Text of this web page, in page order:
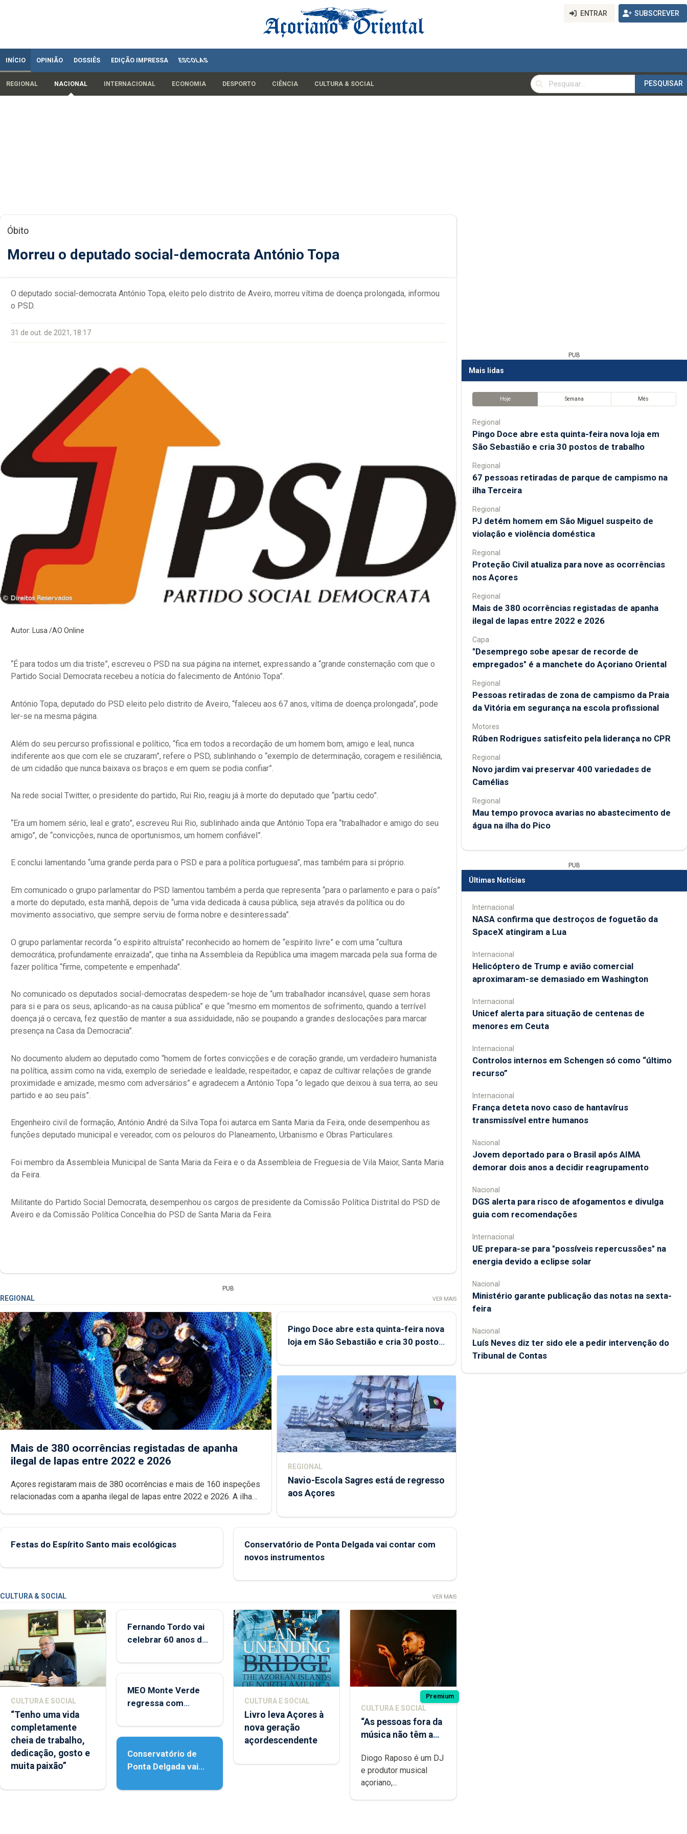
ENTRAR SUBSCREVER
INÍCIO OPINIÃO DOSSIÊS EDIÇÃO IMPRESSA ESCOLAS
REGIONAL NACIONAL INTERNACIONAL ECONOMIA DESPORTO CIÊNCIA CULTURA & SOCIAL
PESQUISAR
PESQUISAR
Óbito
Morreu o deputado social-democrata António Topa
O deputado social-democrata António Topa, eleito pelo distrito de Aveiro, morreu vítima de doença prolongada, informou
o PSD.
31 de out. de 2021, 18:17
Autor: Lusa /AO Online
“É para todos um dia triste”, escreveu o PSD na sua página na internet, expressando a “grande consternação com que o
Partido Social Democrata recebeu a notícia do falecimento de António Topa”.
António Topa, deputado do PSD eleito pelo distrito de Aveiro, “faleceu aos 67 anos, vítima de doença prolongada”, pode
ler-se na mesma página.
Além do seu percurso profissional e político, “fica em todos a recordação de um homem bom, amigo e leal, nunca
indiferente aos que com ele se cruzaram”, refere o PSD, sublinhando o “exemplo de determinação, coragem e resiliência,
de um cidadão que nunca baixava os braços e em quem se podia confiar”.
Na rede social Twitter, o presidente do partido, Rui Rio, reagiu já à morte do deputado que “partiu cedo”.
“Era um homem sério, leal e grato”, escreveu Rui Rio, sublinhado ainda que António Topa era “trabalhador e amigo do seu
amigo”, de “convicções, nunca de oportunismos, um homem confiável”.
E conclui lamentando “uma grande perda para o PSD e para a política portuguesa”, mas também para si próprio.
Em comunicado o grupo parlamentar do PSD lamentou também a perda que representa “para o parlamento e para o país”
a morte do deputado, esta manhã, depois de “uma vida dedicada à causa pública, seja através da política ou do
movimento associativo, que sempre serviu de forma nobre e desinteressada”.
O grupo parlamentar recorda “o espírito altruísta” reconhecido ao homem de “espírito livre” e com uma “cultura
democrática, profundamente enraizada”, que tinha na Assembleia da República uma imagem marcada pela sua forma de
fazer política “firme, competente e empenhada”.
No comunicado os deputados social-democratas despedem-se hoje de “um trabalhador incansável, quase sem horas
para si e para os seus, aplicando-as na causa pública” e que “mesmo em momentos de sofrimento, quando a terrível
doença já o cercava, fez questão de manter a sua assiduidade, não se poupando a grandes deslocações para marcar
presença na Casa da Democracia”.
No documento aludem ao deputado como “homem de fortes convicções e de coração grande, um verdadeiro humanista
na política, assim como na vida, exemplo de seriedade e lealdade, respeitador, e capaz de cultivar relações de grande
proximidade e amizade, mesmo com adversários” e agradecem a António Topa “o legado que deixou à sua terra, ao seu
partido e ao seu país”.
Engenheiro civil de formação, António André da Silva Topa foi autarca em Santa Maria da Feira, onde desempenhou as
funções deputado municipal e vereador, com os pelouros do Planeamento, Urbanismo e Obras Particulares.
Foi membro da Assembleia Municipal de Santa Maria da Feira e o da Assembleia de Freguesia de Vila Maior, Santa Maria
da Feira.
Militante do Partido Social Democrata, desempenhou os cargos de presidente da Comissão Política Distrital do PSD de
Aveiro e da Comissão Política Concelhia do PSD de Santa Maria da Feira.
PUB
REGIONAL VER MAIS
Mais de 380 ocorrências registadas de apanha
ilegal de lapas entre 2022 e 2026
Açores registaram mais de 380 ocorrências e mais de 160 inspeções
relacionadas com a apanha ilegal de lapas entre 2022 e 2026. A ilha
Pingo Doce abre esta quinta-feira nova
loja em São Sebastião e cria 30 postos
REGIONAL
Navio-Escola Sagres está de regresso
aos Açores
Festas do Espírito Santo mais ecológicas
Conservatório de Ponta Delgada vai contar com
novos instrumentos
CULTURA & SOCIAL VER MAIS
CULTURA E SOCIAL
“Tenho uma vida
completamente
cheia de trabalho,
dedicação, gosto e
muita paixão”
Fernando Tordo vai
celebrar 60 anos de
Micaelense
MEO Monte Verde
regressa com
acessibilidade
Conservatório de
Ponta Delgada vai
instrumentos
CULTURA E SOCIAL
Livro leva Açores à
nova geração
açordescendente
Premium
CULTURA E SOCIAL
“As pessoas fora da
música não têm a
difícil é produzir
uma música”
Diogo Raposo é um DJ
e produtor musical
açoriano,...
PUB
Mais lidas
Hoje Semana Mês
Regional
Pingo Doce abre esta quinta-feira nova loja em
São Sebastião e cria 30 postos de trabalho
Regional
67 pessoas retiradas de parque de campismo na
ilha Terceira
Regional
PJ detém homem em São Miguel suspeito de
violação e violência doméstica
Regional
Proteção Civil atualiza para nove as ocorrências
nos Açores
Regional
Mais de 380 ocorrências registadas de apanha
ilegal de lapas entre 2022 e 2026
Capa
"Desemprego sobe apesar de recorde de
empregados" é a manchete do Açoriano Oriental
Regional
Pessoas retiradas de zona de campismo da Praia
da Vitória em segurança na escola profissional
Motores
Rúben Rodrigues satisfeito pela liderança no CPR
Regional
Novo jardim vai preservar 400 variedades de
Camélias
Regional
Mau tempo provoca avarias no abastecimento de
água na ilha do Pico
PUB
Últimas Notícias
Internacional
NASA confirma que destroços de foguetão da
SpaceX atingiram a Lua
Internacional
Helicóptero de Trump e avião comercial
aproximaram-se demasiado em Washington
Internacional
Unicef alerta para situação de centenas de
menores em Ceuta
Internacional
Controlos internos em Schengen só como “último
recurso”
Internacional
França deteta novo caso de hantavírus
transmissível entre humanos
Nacional
Jovem deportado para o Brasil após AIMA
demorar dois anos a decidir reagrupamento
Nacional
DGS alerta para risco de afogamentos e divulga
guia com recomendações
Internacional
UE prepara-se para "possíveis repercussões" na
energia devido a eclipse solar
Nacional
Ministério garante publicação das notas na sexta-
feira
Nacional
Luís Neves diz ter sido ele a pedir intervenção do
Tribunal de Contas